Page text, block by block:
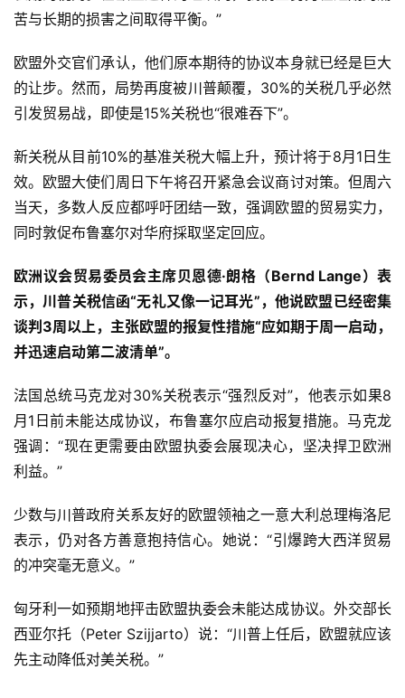
苦与长期的损害之间取得平衡。”
欧盟外交官们承认，他们原本期待的协议本身就已经是巨大
的让步。然而，局势再度被川普颠覆，30%的关税几乎必然
引发贸易战，即使是15%关税也“很难吞下”。
新关税从目前10%的基准关税大幅上升，预计将于8月1日生
效。欧盟大使们周日下午将召开紧急会议商讨对策。但周六
当天，多数人反应都呼吁团结一致，强调欧盟的贸易实力，
同时敦促布鲁塞尔对华府採取坚定回应。
欧洲议会贸易委员会主席贝恩德·朗格（Bernd Lange）表
示，川普关税信函“无礼又像一记耳光”，他说欧盟已经密集
谈判3周以上，主张欧盟的报复性措施“应如期于周一启动，
并迅速启动第二波清单”。
法国总统马克龙对30%关税表示“强烈反对”，他表示如果8
月1日前未能达成协议，布鲁塞尔应启动报复措施。马克龙
强调：“现在更需要由欧盟执委会展现决心，坚决捍卫欧洲
利益。”
少数与川普政府关系友好的欧盟领袖之一意大利总理梅洛尼
表示，仍对各方善意抱持信心。她说：“引爆跨大西洋贸易
的冲突毫无意义。”
匈牙利一如预期地抨击欧盟执委会未能达成协议。外交部长
西亚尔托（Peter Szijjarto）说：“川普上任后，欧盟就应该
先主动降低对美关税。”